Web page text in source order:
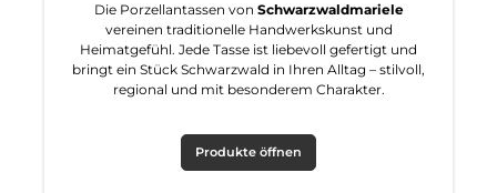
Die Porzellantassen von Schwarzwaldmariele
vereinen traditionelle Handwerkskunst und
Heimatgefühl. Jede Tasse ist liebevoll gefertigt und
bringt ein Stück Schwarzwald in Ihren Alltag – stilvoll,
regional und mit besonderem Charakter.
Produkte öffnen